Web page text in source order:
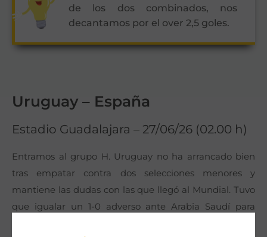
de los dos combinados, nos
decantamos por el over 2,5 goles.
Uruguay – España
Estadio Guadalajara – 27/06/26 (02.00 h)
Entramos al grupo H. Uruguay no ha arrancado bien
tras empatar contra dos selecciones menores y
mantiene las dudas con las que llegó al Mundial. Tuvo
que igualar un 1-0 adverso ante Arabia Saudí para